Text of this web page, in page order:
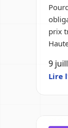
prix
9
Lire